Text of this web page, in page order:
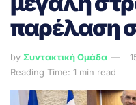
παρέλαση
by Συντακτική Ομάδα
Reading Time: 1 min read